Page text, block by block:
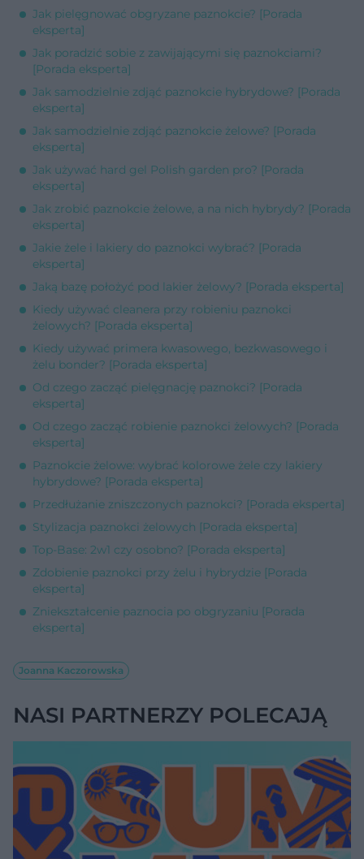
Jak pielęgnować obgryzane paznokcie? [Porada
eksperta]
Jak poradzić sobie z zawijającymi się paznokciami?
[Porada eksperta]
Jak samodzielnie zdjąć paznokcie hybrydowe? [Porada
eksperta]
Jak samodzielnie zdjąć paznokcie żelowe? [Porada
eksperta]
Jak używać hard gel Polish garden pro? [Porada
eksperta]
Jak zrobić paznokcie żelowe, a na nich hybrydy? [Porada
eksperta]
Jakie żele i lakiery do paznokci wybrać? [Porada
eksperta]
Jaką bazę położyć pod lakier żelowy? [Porada eksperta]
Kiedy używać cleanera przy robieniu paznokci
żelowych? [Porada eksperta]
Kiedy używać primera kwasowego, bezkwasowego i
żelu bonder? [Porada eksperta]
Od czego zacząć pielęgnację paznokci? [Porada
eksperta]
Od czego zacząć robienie paznokci żelowych? [Porada
eksperta]
Paznokcie żelowe: wybrać kolorowe żele czy lakiery
hybrydowe? [Porada eksperta]
Przedłużanie zniszczonych paznokci? [Porada eksperta]
Stylizacja paznokci żelowych [Porada eksperta]
Top-Base: 2w1 czy osobno? [Porada eksperta]
Zdobienie paznokci przy żelu i hybrydzie [Porada
eksperta]
Zniekształcenie paznocia po obgryzaniu [Porada
eksperta]
Joanna Kaczorowska
NASI PARTNERZY POLECAJĄ